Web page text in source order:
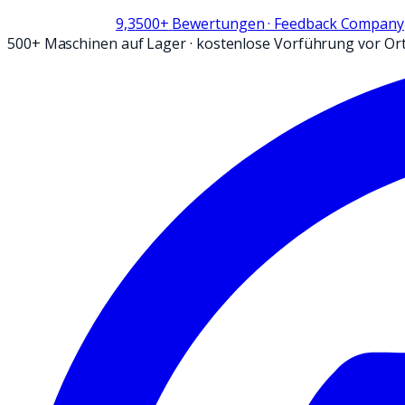
9,3500+ Bewertungen· Feedback Company
500+ Maschinen auf Lager· kostenlose Vorführung vor